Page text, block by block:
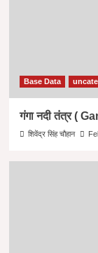
Base Data
गंगा नदी तंत्र (
शिवेंद्र सिंह चौहान